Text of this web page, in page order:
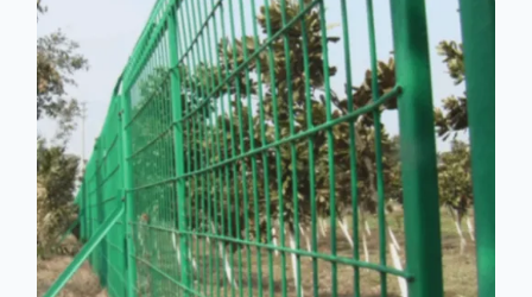
进度分段设置围栏或按规定使用统一的连续性护栏设施。施工单
位不得在工地围栏外堆放建筑材料、垃圾和工程渣土。在